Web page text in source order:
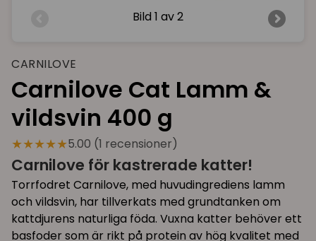
Bild 1 av 2
CARNILOVE
Carnilove Cat Lamm &
vildsvin 400 g
★★★★★5.00 (1 recensioner)
Carnilove för kastrerade katter!
Torrfodret Carnilove, med huvudingrediens lamm
och vildsvin, har tillverkats med grundtanken om
kattdjurens naturliga föda. Vuxna katter behöver ett
basfoder som är rikt på protein av hög kvalitet med